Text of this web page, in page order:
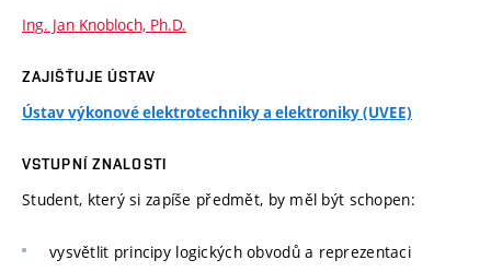
Ing. Jan Knobloch, Ph.D.
ZAJIŠŤUJE ÚSTAV
Ústav výkonové elektrotechniky a elektroniky (UVEE)
VSTUPNÍ ZNALOSTI
Student, který si zapíše předmět, by měl být schopen:
vysvětlit principy logických obvodů a reprezentaci